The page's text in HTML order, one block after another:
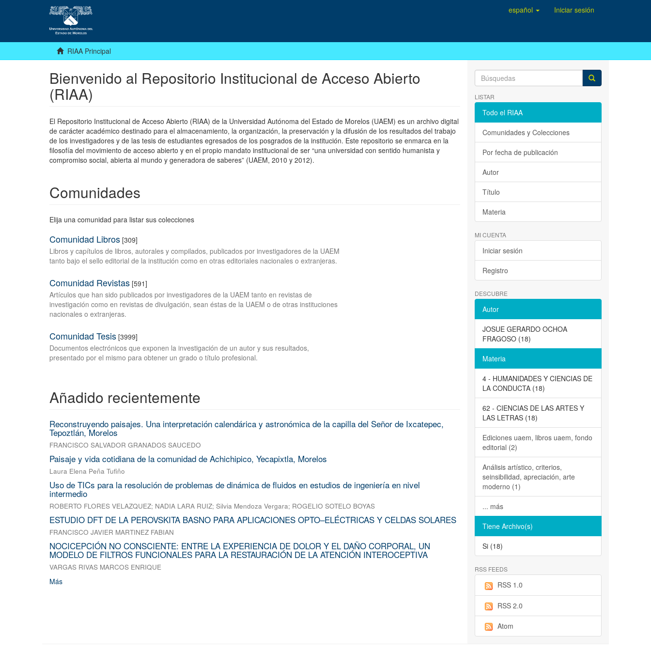
español Iniciar sesión
RIAA Principal
Bienvenido al Repositorio Institucional de Acceso Abierto
(RIAA)
El Repositorio Institucional de Acceso Abierto (RIAA) de la Universidad Autónoma del Estado de Morelos (UAEM) es un archivo digital
de carácter académico destinado para el almacenamiento, la organización, la preservación y la difusión de los resultados del trabajo
de los investigadores y de las tesis de estudiantes egresados de los posgrados de la institución. Este repositorio se enmarca en la
filosofía del movimiento de acceso abierto y en el propio mandato institucional de ser “una universidad con sentido humanista y
compromiso social, abierta al mundo y generadora de saberes” (UAEM, 2010 y 2012).
Comunidades
Elija una comunidad para listar sus colecciones
Comunidad Libros [309]
Libros y capítulos de libros, autorales y compilados, publicados por investigadores de la UAEM
tanto bajo el sello editorial de la institución como en otras editoriales nacionales o extranjeras.
Comunidad Revistas [591]
Artículos que han sido publicados por investigadores de la UAEM tanto en revistas de
investigación como en revistas de divulgación, sean éstas de la UAEM o de otras instituciones
nacionales o extranjeras.
Comunidad Tesis [3999]
Documentos electrónicos que exponen la investigación de un autor y sus resultados,
presentado por el mismo para obtener un grado o título profesional.
Añadido recientemente
Reconstruyendo paisajes. Una interpretación calendárica y astronómica de la capilla del Señor de Ixcatepec,
Tepoztlán, Morelos
FRANCISCO SALVADOR GRANADOS SAUCEDO
Paisaje y vida cotidiana de la comunidad de Achichipico, Yecapixtla, Morelos
Laura Elena Peña Tufiño
Uso de TICs para la resolución de problemas de dinámica de fluidos en estudios de ingeniería en nivel
intermedio
ROBERTO FLORES VELAZQUEZ; NADIA LARA RUIZ; Silvia Mendoza Vergara; ROGELIO SOTELO BOYAS
ESTUDIO DFT DE LA PEROVSKITA BASNO PARA APLICACIONES OPTO–ELÉCTRICAS Y CELDAS SOLARES
FRANCISCO JAVIER MARTINEZ FABIAN
NOCICEPCIÓN NO CONSCIENTE: ENTRE LA EXPERIENCIA DE DOLOR Y EL DAÑO CORPORAL, UN
MODELO DE FILTROS FUNCIONALES PARA LA RESTAURACIÓN DE LA ATENCIÓN INTEROCEPTIVA
VARGAS RIVAS MARCOS ENRIQUE
Más
LISTAR
Todo el RIAA
Comunidades y Colecciones
Por fecha de publicación
Autor
Título
Materia
MI CUENTA
Iniciar sesión
Registro
DESCUBRE
Autor
JOSUE GERARDO OCHOA
FRAGOSO (18)
Materia
4 - HUMANIDADES Y CIENCIAS DE
LA CONDUCTA (18)
62 - CIENCIAS DE LAS ARTES Y
LAS LETRAS (18)
Ediciones uaem, libros uaem, fondo
editorial (2)
Análisis artístico, criterios,
seinsibilidad, apreciación, arte
moderno (1)
... más
Tiene Archivo(s)
Si (18)
RSS FEEDS
RSS 1.0
RSS 2.0
Atom